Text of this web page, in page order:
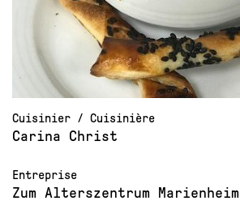
Cuisinier / Cuisinière
Carina Christ
Entreprise
Zum Alterszentrum Marienheim